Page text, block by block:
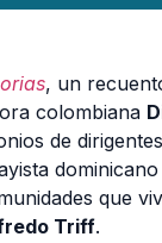
, un
colombiana
de
dominicano
que
Triff.